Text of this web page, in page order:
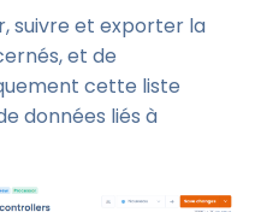
suivre et exporter la
et de
cette liste
données liés à